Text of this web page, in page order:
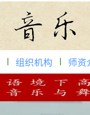
组织机构 师